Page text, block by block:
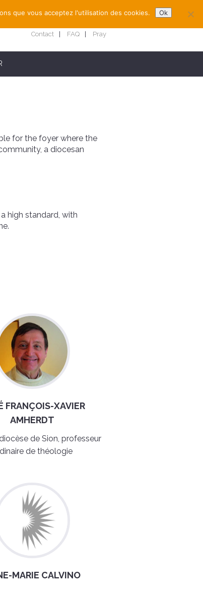
Contact FAQ Pray
for the foyer where the
a diocesan
high standard, with
FRANÇOIS-XAVIER
AMHERDT
de Sion, professeur
de théologie
MARIE CALVINO
que vous acceptez l'utilisation des cookies. Ok